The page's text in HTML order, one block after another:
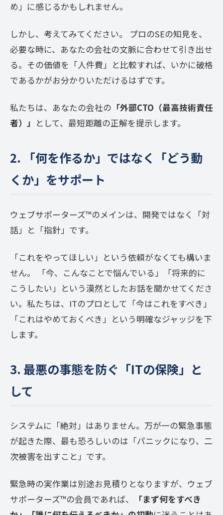
め」に感じるかもしれません。
しかし、考えてみてください。 プロのSEの知見を、
必要な時に、あなたの会社の文脈に合わせて引き出せ
る。その価値を「人件費」と比較すれば、いかに破格
であるかがお分かりいただけるはずです。
私たちは、あなたの会社の 「外部CTO（最高技術責任
者）」 として、最短距離の正解を提示します。
2. 「何を作るか」ではなく「どう動
くか」をサポート
ウェブサポーターズ™️のメインは、開発ではなく「対
話」と「指針」です。
「これをやってほしい」という依頼がなくても構いま
せん。 「今、こんなことで悩んでいる」「将来的に
こうしたい」という漠然としたお話を聞かせてくださ
い。私たちは、ITのプロとして「今はこれをすべき」
「これはやめておくべき」という明確なジャッジを下
します。
3. 最悪の事態を防ぐ「ITの保険」と
して
システムに「絶対」はありません。万が一の緊急事態
が起きた際、最も恐ろしいのは「パニックになり、二
次被害を出すこと」です。
緊急時の実作業は別途お見積りとなりますが、ウェブ
サポーターズ™️の会員であれば、
「まず何をすべき